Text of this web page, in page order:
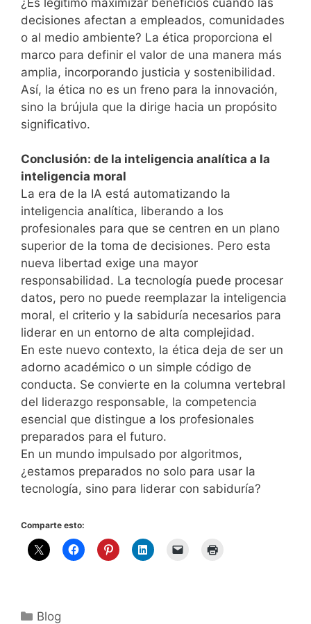
decisiones afectan a empleados, comunidades
o al medio ambiente? La ética proporciona el
marco para definir el valor de una manera más
amplia, incorporando justicia y sostenibilidad.
Así, la ética no es un freno para la innovación,
sino la brújula que la dirige hacia un propósito
significativo.
Conclusión: de la inteligencia analítica a la
inteligencia moral
La era de la IA está automatizando la
inteligencia analítica, liberando a los
profesionales para que se centren en un plano
superior de la toma de decisiones. Pero esta
nueva libertad exige una mayor
responsabilidad. La tecnología puede procesar
datos, pero no puede reemplazar la inteligencia
moral, el criterio y la sabiduría necesarios para
liderar en un entorno de alta complejidad.
En este nuevo contexto, la ética deja de ser un
adorno académico o un simple código de
conducta. Se convierte en la columna vertebral
del liderazgo responsable, la competencia
esencial que distingue a los profesionales
preparados para el futuro.
En un mundo impulsado por algoritmos,
¿estamos preparados no solo para usar la
tecnología, sino para liderar con sabiduría?
Comparte esto:
Categorías
Blog